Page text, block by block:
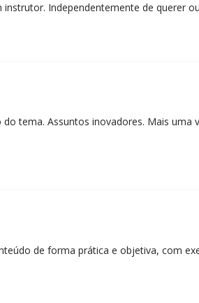
Independentemente de querer
tema. Assuntos inovadores. Mais uma
de forma prática e objetiva, com